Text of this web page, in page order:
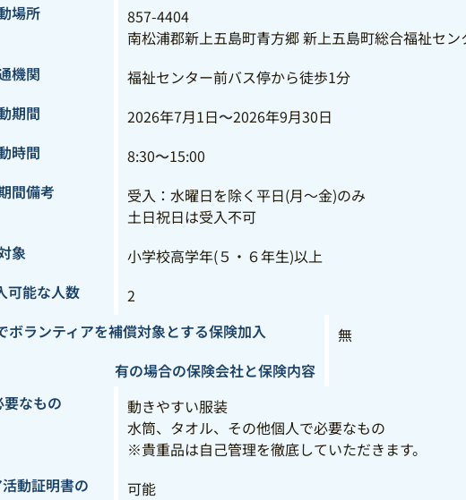
場所
857-4404
南松浦郡新上五島町青方郷 新上五島町総合福祉セン
機関
福祉センター前バス停から徒歩1分
期間
2026年7月1日～2026年9月30日
時間
8:30～15:00
間備考
受入：水曜日を除く平日(月～金)のみ
土日祝日は受入不可
象
小学校高学年(５・６年生)以上
可能な人数
2
ボランティアを補償対象とする保険加入
無
有の場合の保険会社と保険内容
要なもの
動きやすい服装
水筒、タオル、その他個人で必要なもの
※貴重品は自己管理を徹底していただきます。
動証明書の
可能